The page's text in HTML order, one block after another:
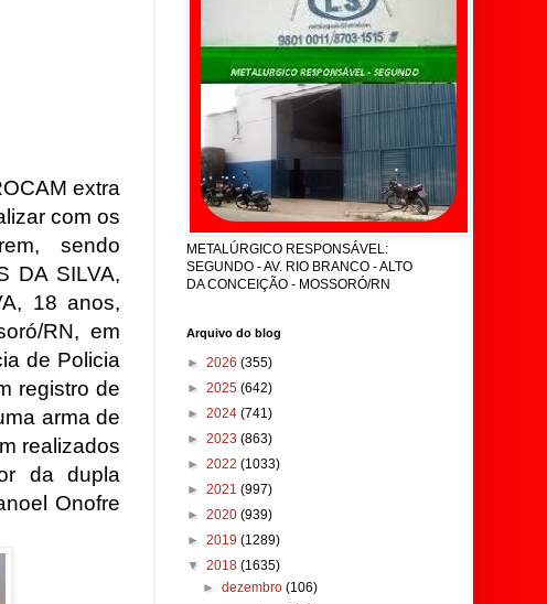
extra
com os
sendo
DA SILVA,
18 anos,
RN, em
de Policia
registro de
arma de
realizados
da dupla
Onofre
METALÚRGICO RESPONSÁVEL:
SEGUNDO - AV. RIO BRANCO - ALTO
DA CONCEIÇÃO - MOSSORÓ/RN
Arquivo do blog
► 2026 (355)
► 2025 (642)
► 2024 (741)
► 2023 (863)
► 2022 (1033)
► 2021 (997)
► 2020 (939)
► 2019 (1289)
▼ 2018 (1635)
►dezembro(106)